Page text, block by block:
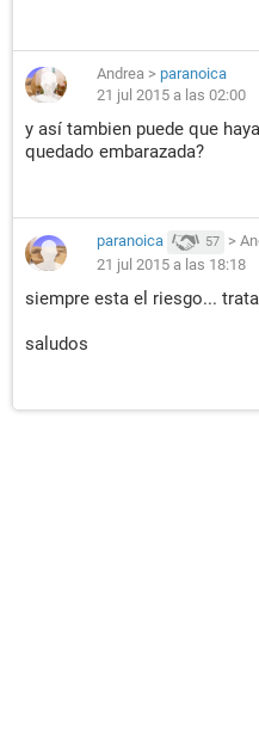
Andrea > paranoica
21 jul 2015 a las 02:00
y así tambien puede que
quedado embarazada?
paranoica 57 >
21 jul 2015 a las 18:18
siempre esta el riesgo...
saludos